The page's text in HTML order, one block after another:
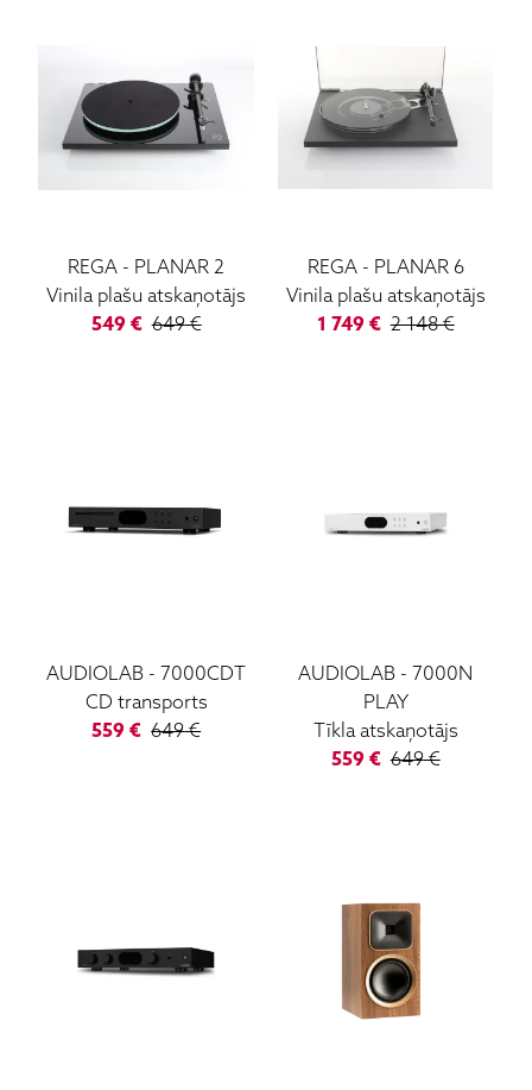
REGA - PLANAR 2
Vinila plašu atskaņotājs
549€ 649€
REGA- PLANAR 6
Vinila plašu atskaņotājs
1 749€ 2 148€
AUDIOLAB -7000CDT
CD transports
559 € 649€
AUDIOLAB -7000N
PLAY
Tīkla atskaņotājs
559€ 649€